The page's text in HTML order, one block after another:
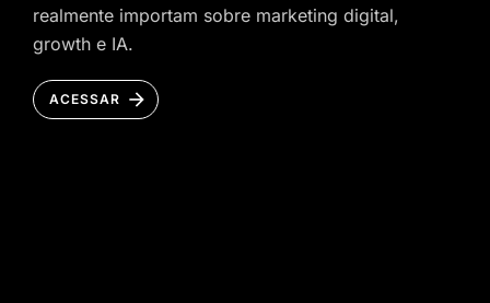
realmente importam sobre marketing digital,
growth e IA.
ACESSAR